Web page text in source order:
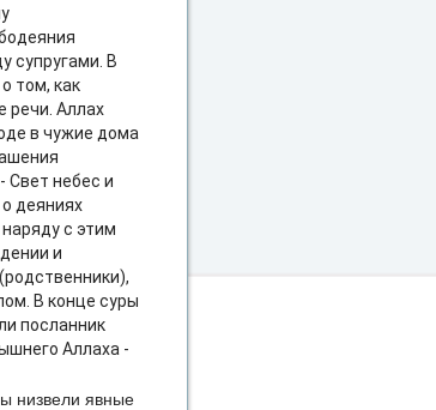
супругами. В
том, как
речи. Аллах
в чужие дома
Свет небес и
деяниях
с этим
и
В конце суры
посланник
Аллаха -
низвели явные